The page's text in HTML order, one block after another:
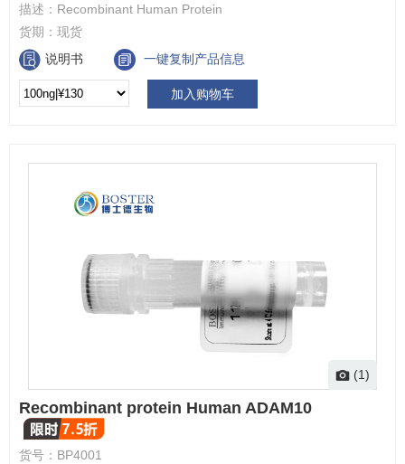
描述： Recombinant Human Protein
货期： 现货
说明书
一键复制产品信息
加入购物车
(1)
Recombinant protein Human ADAM10
货号： BP4001